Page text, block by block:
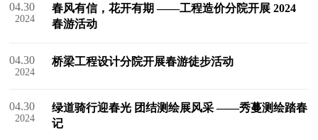
04.30
2024
春风有信，花开有期 ——工程造价分院开展 2024
春游活动
04.30
2024
桥梁工程设计分院开展春游徒步活动
04.30
2024
绿道骑行迎春光 团结测绘展风采 ——秀蔓测绘踏春
记